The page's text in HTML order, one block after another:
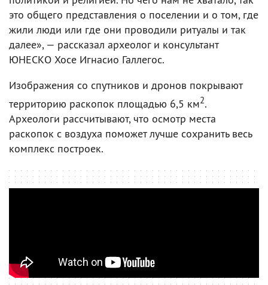
это общего представления о поселении и о том, где
жили люди или где они проводили ритуалы и так
далее», — рассказал археолог и консультант
ЮНЕСКО Хосе Игнасио Галлегос.
Изображения со спутников и дронов покрывают
территорию раскопок площадью 6,5 км2.
Археологи рассчитывают, что осмотр места
раскопок с воздуха поможет лучше сохранить весь
комплекс построек.